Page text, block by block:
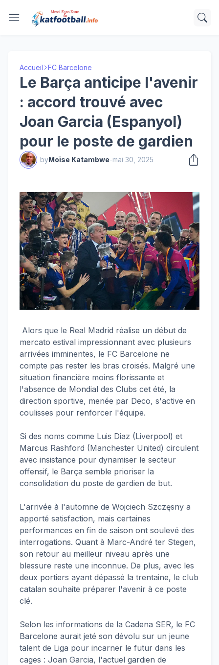
Accueil FC Barcelone
Le Barça anticipe l'avenir
: accord trouvé avec
Joan Garcia (Espanyol)
pour le poste de gardien
byMoïse Katambwe-mai 30, 2025
Alors que le Real Madrid réalise un début de
mercato estival impressionnant avec plusieurs
arrivées imminentes, le FC Barcelone ne
compte pas rester les bras croisés. Malgré une
situation financière moins florissante et
l'absence de Mondial des Clubs cet été, la
direction sportive, menée par Deco, s'active en
coulisses pour renforcer l'équipe.
Si des noms comme Luis Diaz (Liverpool) et
Marcus Rashford (Manchester United) circulent
avec insistance pour dynamiser le secteur
offensif, le Barça semble prioriser la
consolidation du poste de gardien de but.
L'arrivée à l'automne de Wojciech Szczęsny a
apporté satisfaction, mais certaines
performances en fin de saison ont soulevé des
interrogations. Quant à Marc-André ter Stegen,
son retour au meilleur niveau après une
blessure reste une inconnue. De plus, avec les
deux portiers ayant dépassé la trentaine, le club
catalan souhaite préparer l'avenir à ce poste
clé.
Selon les informations de la Cadena SER, le FC
Barcelone aurait jeté son dévolu sur un jeune
talent de Liga pour incarner le futur dans les
cages : Joan Garcia, l'actuel gardien de